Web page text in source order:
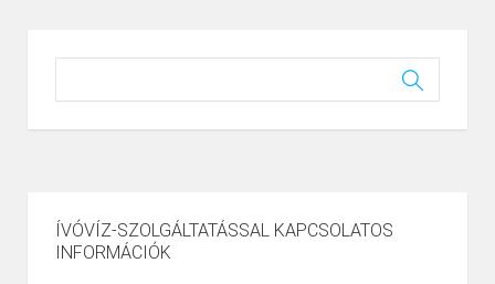
ÍVÓVÍZ-SZOLGÁLTATÁSSAL KAPCSOLATOS
INFORMÁCIÓK